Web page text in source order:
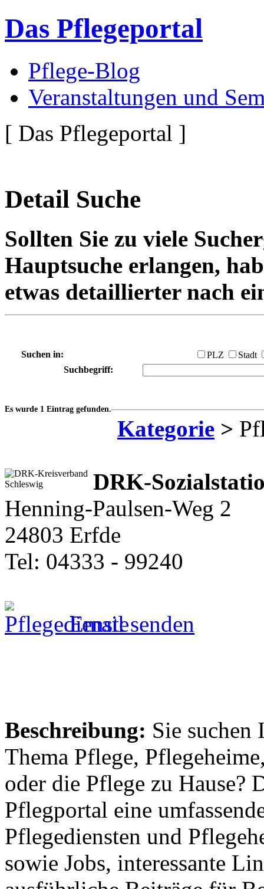
Das Pflegeportal
Pflege-Blog
Veranstaltungen und
[ Das Pflegeportal ]
Detail Suche
Sollten Sie zu viele
Hauptsuche erlangen,
etwas detaillierter nach
Suchen in: PLZ
Stadt
Suchbegriff:
Es wurde 1 Eintrag gefunden.
Kategorie >
DRK-
Henning-Paulsen-Weg 2
24803 Erfde
Tel: 04333 - 99240
Email senden
Beschreibung: Sie suchen
Thema Pflege,
oder die Pflege zu Hause?
Pflegportal eine
Pflegediensten und
sowie Jobs, interessante